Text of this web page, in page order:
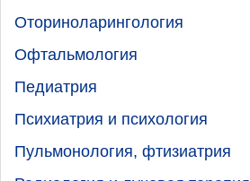
Оториноларингология
Офтальмология
Педиатрия
Психиатрия и психология
Пульмонология, фтизиатрия